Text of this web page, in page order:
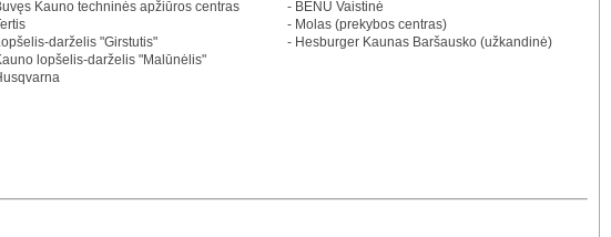
Kauno techninės apžiūros centras
darželis "Girstutis"
lopšelis-darželis "Malūnėlis"
- BENU Vaistinė
- Molas (prekybos centras)
- Hesburger Kaunas Baršausko (užkandinė)